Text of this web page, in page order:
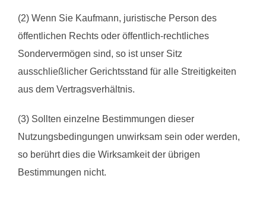
(2) Wenn Sie Kaufmann, juristische Person des
öffentlichen Rechts oder öffentlich-rechtliches
Sondervermögen sind, so ist unser Sitz
ausschließlicher Gerichtsstand für alle Streitigkeiten
aus dem Vertragsverhältnis.
(3) Sollten einzelne Bestimmungen dieser
Nutzungsbedingungen unwirksam sein oder werden,
so berührt dies die Wirksamkeit der übrigen
Bestimmungen nicht.